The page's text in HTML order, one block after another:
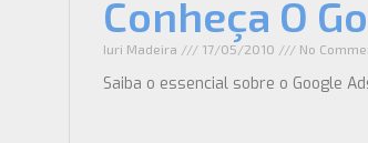
Conheça O
Iuri Madeira 17/05/2010 No
Saiba o essencial sobre o Google